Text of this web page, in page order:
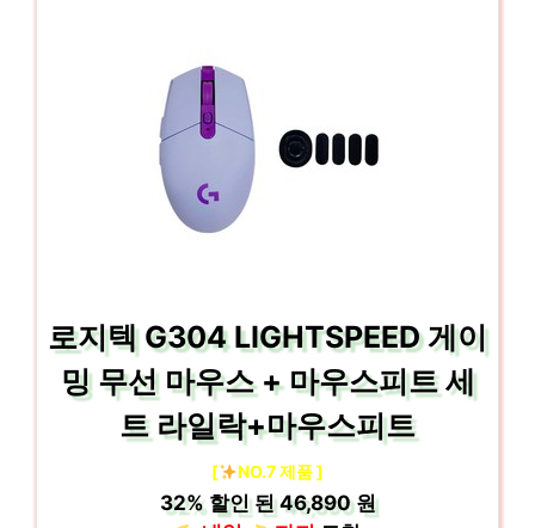
로지텍 G304 LIGHTSPEED 게이
밍 무선 마우스 + 마우스피트 세
트 라일락+마우스피트
[ NO.7 제품 ]
32%할인 된46,890 원